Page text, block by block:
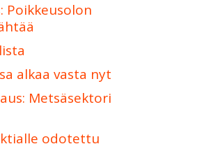
Poikkeusolon
alkaa vasta nyt
Metsäsektori
odotettu